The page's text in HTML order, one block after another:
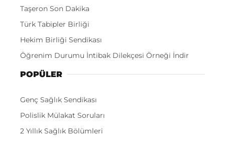
Taşeron Son Dakika
Türk Tabipler Birliği
Hekim Birliği Sendikası
Öğrenim Durumu İntibak Dilekçesi Örneği İndir
POPÜLER
Genç Sağlık Sendikası
Polislik Mülakat Soruları
2 Yıllık Sağlık Bölümleri